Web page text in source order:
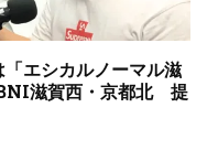
エシカルノーマル滋
滋賀西・京都北 提